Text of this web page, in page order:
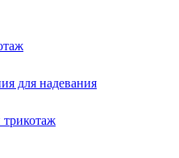
для надевания